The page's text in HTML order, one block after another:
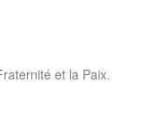
et la Paix.